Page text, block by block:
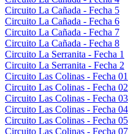
Circuito La Cañada - Fecha 5
Circuito La Cañada - Fecha 6
Circuito La Cañada - Fecha 7
Circuito La Cañada - Fecha 8
Circuito La Serranita - Fecha 1
Circuito La Serranita - Fecha 2
Circuito Las Colinas - Fecha 01
Circuito Las Colinas - Fecha 02
Circuito Las Colinas - Fecha 03
Circuito Las Colinas - Fecha 04
Circuito Las Colinas - Fecha 05
Circuito Las Colinas - Fecha 07